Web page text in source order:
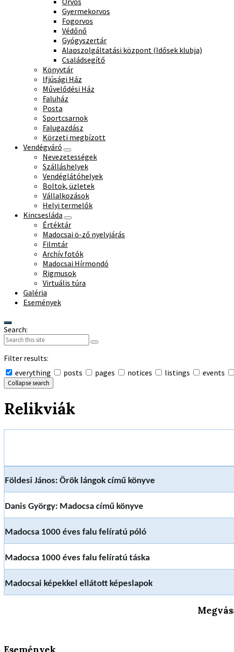
Gyermekorvos
Fogorvos
Védőnő
Gyógyszertár
Alapszolgáltatási központ (Idősek klubja)
Családsegítő
Könyvtár
Ifjúsági Ház
Művelődési Ház
Faluház
Posta
Sportcsarnok
Falugazdász
Körzeti megbízott
Vendégváró
Nevezetességek
Szálláshelyek
Vendéglátóhelyek
Boltok, üzletek
Vállalkozások
Helyi termelők
Kincsesláda
Értéktár
Madocsai ö-ző nyelvjárás
Filmtár
Archív fotók
Madocsai Hírmondó
Rigmusok
Virtuális túra
Galéria
Események
Search:
Filter results:
everything
posts pages notices listings events
Collapse search
Relikviák
Földesi János: Örök lángok című könyve
Danis György: Madocsa című könyve
Madocsa 1000 éves falu felíratú póló
Madocsa 1000 éves falu felíratú táska
Madocsai képekkel ellátott képeslapok
Események